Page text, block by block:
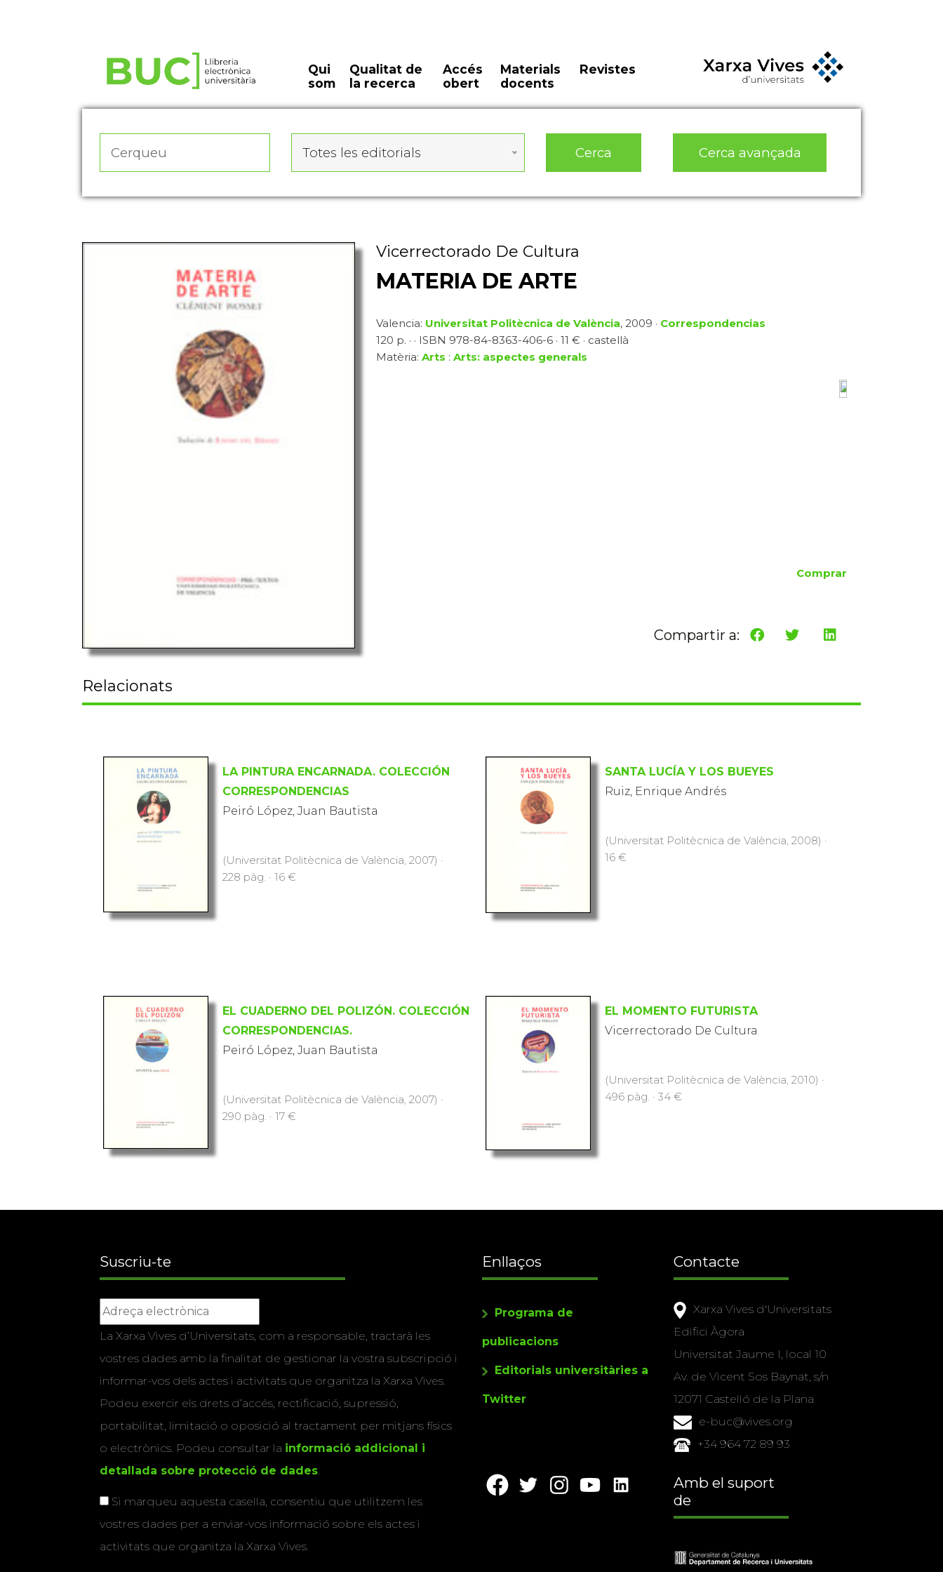
Qui
som
Qualitat de
la recerca
Accés
obert
Materials
docents
Revistes
Totes les editorials Cerca Cerca avançada
Vicerrectorado De Cultura
MATERIA DE ARTE
Valencia: Universitat Politècnica de València, 2009 · Correspondencias
120 p. · · ISBN 978-84-8363-406-6 · 11 € · castellà
Matèria: Arts : Arts: aspectes generals
Comprar
Compartir a:
Relacionats
LA PINTURA ENCARNADA. COLECCIÓN
CORRESPONDENCIAS
Peiró López, Juan Bautista
(Universitat Politècnica de València, 2007) ·
228 pàg. · 16 €
SANTA LUCÍA Y LOS BUEYES
Ruiz, Enrique Andrés
(Universitat Politècnica de València, 2008) ·
16 €
EL CUADERNO DEL POLIZÓN. COLECCIÓN
CORRESPONDENCIAS.
Peiró López, Juan Bautista
(Universitat Politècnica de València, 2007) ·
290 pàg. · 17 €
EL MOMENTO FUTURISTA
Vicerrectorado De Cultura
(Universitat Politècnica de València, 2010) ·
496 pàg. · 34 €
Suscriu-te
La Xarxa Vives d’Universitats, com a responsable, tractarà les
vostres dades amb la finalitat de gestionar la vostra subscripció i
informar-vos dels actes i activitats que organitza la Xarxa Vives.
Podeu exercir els drets d’accés, rectificació, supressió,
portabilitat, limitació o oposició al tractament per mitjans físics
o electrònics. Podeu consultar la informació addicional i
detallada sobre protecció de dades.
Si marqueu aquesta casella, consentiu que utilitzem les
vostres dades per a enviar-vos informació sobre els actes i
activitats que organitza la Xarxa Vives.
Enllaços
Programa de
publicacions
Editorials universitàries a
Twitter
Contacte
Xarxa Vives d'Universitats
Edifici Àgora
Universitat Jaume I, local 10
Av. de Vicent Sos Baynat, s/n
12071 Castelló de la Plana
e-buc@vives.org
+34 964 72 89 93
Amb el suport
de